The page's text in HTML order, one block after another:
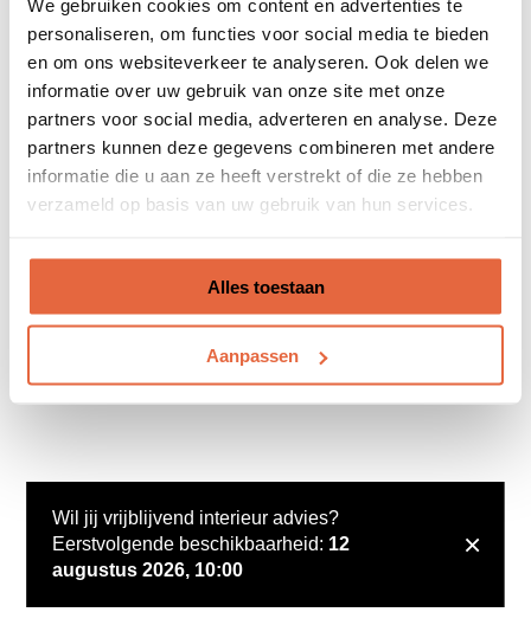
We gebruiken cookies om content en advertenties te
personaliseren, om functies voor social media te bieden
en om ons websiteverkeer te analyseren. Ook delen we
informatie over uw gebruik van onze site met onze
partners voor social media, adverteren en analyse. Deze
partners kunnen deze gegevens combineren met andere
informatie die u aan ze heeft verstrekt of die ze hebben
verzameld op basis van uw gebruik van hun services.
Alles toestaan
Aanpassen
Wil jij vrijblijvend interieur advies?
Eerstvolgende beschikbaarheid: 12
augustus 2026, 10:00
×